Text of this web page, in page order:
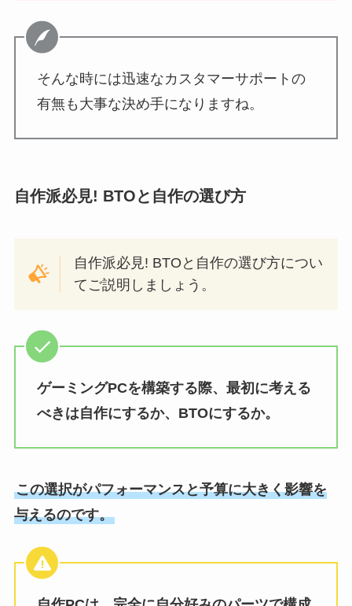
そんな時には迅速なカスタマーサポートの
有無も大事な決め手になりますね。
自作派必見! BTOと自作の選び方
自作派必見! BTOと自作の選び方につい
てご説明しましょう。
ゲーミングPCを構築する際、最初に考える
べきは自作にするか、BTOにするか。
この選択がパフォーマンスと予算に大きく影響を
与えるのです。